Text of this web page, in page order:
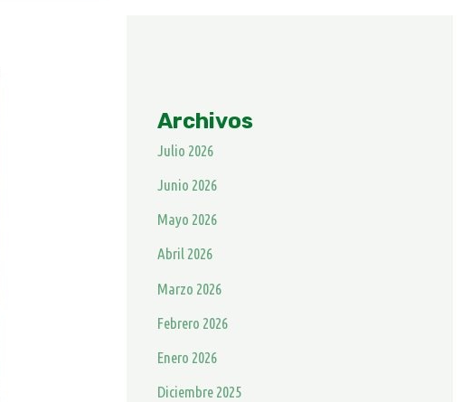
Archivos
Julio 2026
Junio 2026
Mayo 2026
Abril 2026
Marzo 2026
Febrero 2026
Enero 2026
Diciembre 2025